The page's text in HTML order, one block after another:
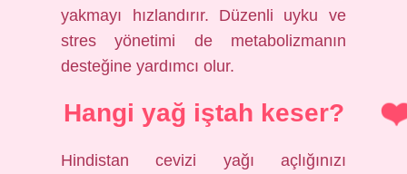
yakmayı hızlandırır. Düzenli uyku ve
stres yönetimi de metabolizmanın
desteğine yardımcı olur.
Hangi yağ iştah keser?
Hindistan cevizi yağı açlığınızı